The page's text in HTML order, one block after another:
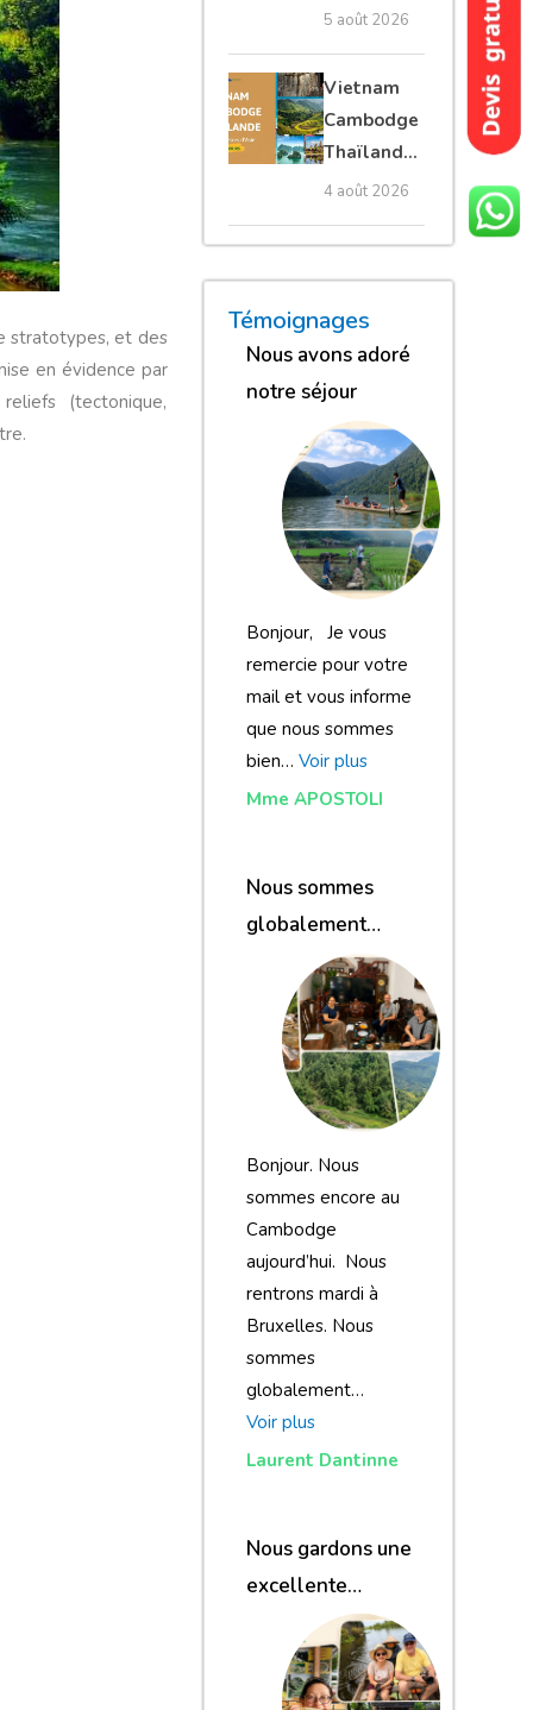
stratotypes, et des
en évidence par
(tectonique,
Prabang,
Vieng,
Vientiane
privé
5 août 2026
Vietnam
Cambodge
Thaïlande
35 jours :
trésors
d’Asie
4 août 2026
Témoignages
Nous avons adoré
notre séjour
Bonjour, Je vous
remercie pour votre
mail et vous informe
que nous sommes
bien… Voir plus
« Nous avons adoré
Mme APOSTOLI
Nous sommes
globalement
satisfaits du
voyage
Bonjour. Nous
sommes encore au
Cambodge
aujourd’hui. Nous
rentrons mardi à
Bruxelles. Nous
sommes
globalement…
Voir plus
« Nous sommes
Laurent Dantinne
Nous gardons une
excellente
impression de
notre voyage et de
votre agence
« Nous gardons une